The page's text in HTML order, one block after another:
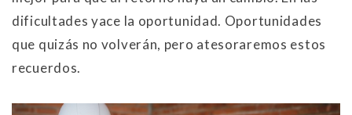
dificultades yace la oportunidad. Oportunidades
que quizás no volverán, pero atesoraremos estos
recuerdos.